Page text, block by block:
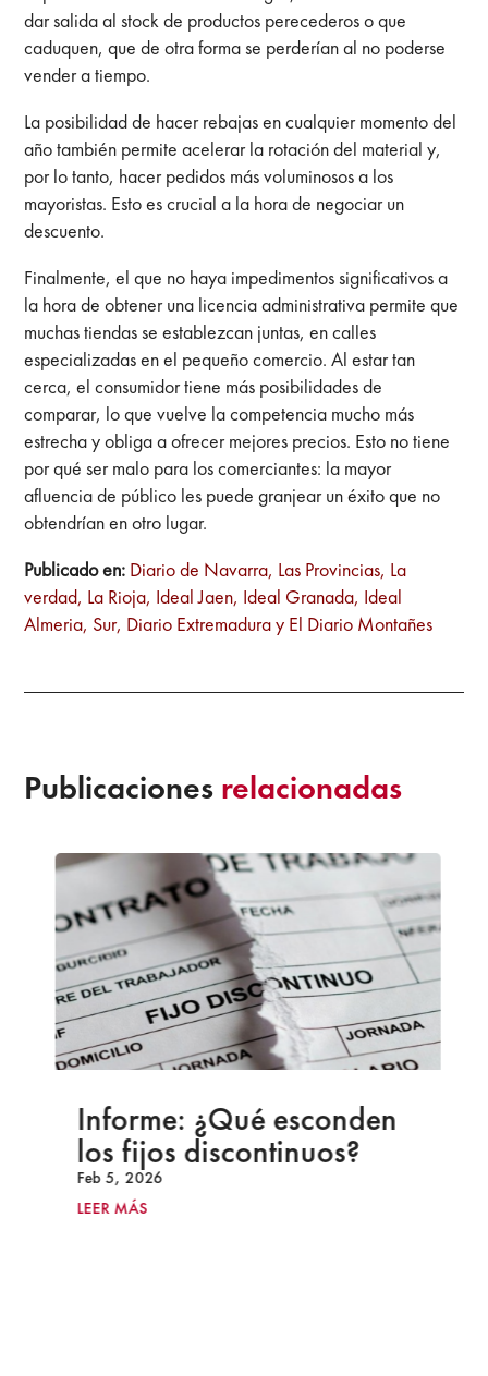
dar salida al stock de productos perecederos o que
caduquen, que de otra forma se perderían al no poderse
vender a tiempo.
La posibilidad de hacer rebajas en cualquier momento del
año también permite acelerar la rotación del material y,
por lo tanto, hacer pedidos más voluminosos a los
mayoristas. Esto es crucial a la hora de negociar un
descuento.
Finalmente, el que no haya impedimentos significativos a
la hora de obtener una licencia administrativa permite que
muchas tiendas se establezcan juntas, en calles
especializadas en el pequeño comercio. Al estar tan
cerca, el consumidor tiene más posibilidades de
comparar, lo que vuelve la competencia mucho más
estrecha y obliga a ofrecer mejores precios. Esto no tiene
por qué ser malo para los comerciantes: la mayor
afluencia de público les puede granjear un éxito que no
obtendrían en otro lugar.
Publicado en: Diario de Navarra, Las Provincias, La
verdad, La Rioja, Ideal Jaen, Ideal Granada, Ideal
Almeria, Sur, Diario Extremadura y El Diario Montañes
Publicaciones relacionadas
Informe: ¿Qué esconden
los fijos discontinuos?
Feb 5, 2026
LEER MÁS